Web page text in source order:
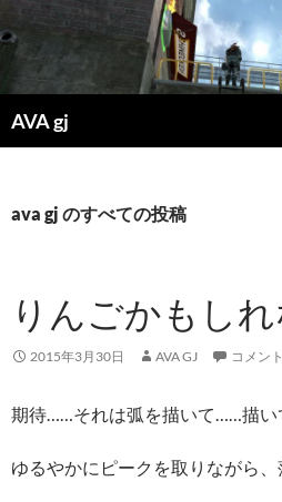
AVA gj
索
ン
キ
ッ
プ
ava gj のすべての投稿
りんごかもし
2015年3月30日 AVA GJ コメン
期待……それは弧を描いて……描い
ゆるやかにピークを取りながら、